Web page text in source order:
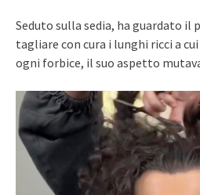
Seduto sulla sedia, ha guardato il
tagliare con cura i lunghi ricci a
ogni forbice, il suo aspetto